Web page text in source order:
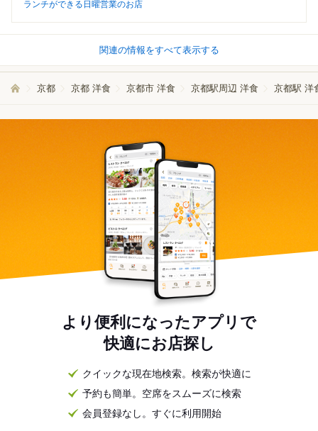
ランチができる日曜営業のお店
関連の情報をすべて表示する
京都 京都 洋食 京都市 洋食 京都駅周辺 洋食 京都駅 洋
より便利になったアプリで
快適にお店探し
クイックな現在地検索。検索が快適に
予約も簡単。空席をスムーズに検索
会員登録なし。すぐに利用開始